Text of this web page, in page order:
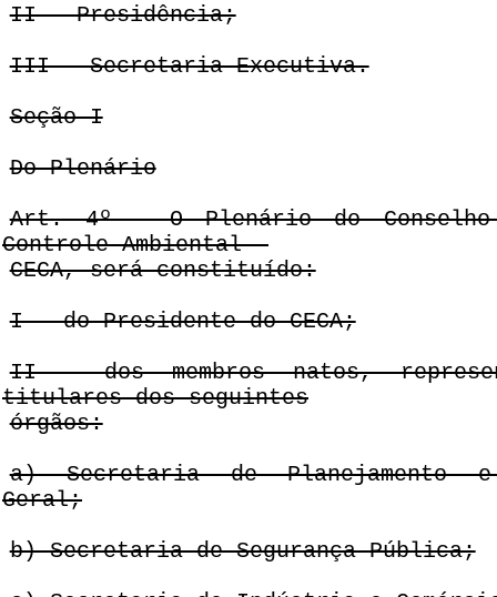
II - Presidência;
III - Secretaria Executiva.
Seção I
Do Plenário
Art. 4º - O Plenário do Conselho
Controle Ambiental -
CECA, será constituído:
I - do Presidente do CECA;
II - dos membros natos,
titulares dos seguintes
órgãos:
a) Secretaria de Planejamento e
Geral;
b) Secretaria de Segurança Pública;